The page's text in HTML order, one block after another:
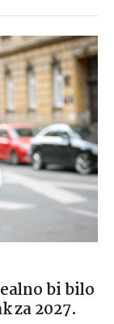
bi bilo
za 2027.